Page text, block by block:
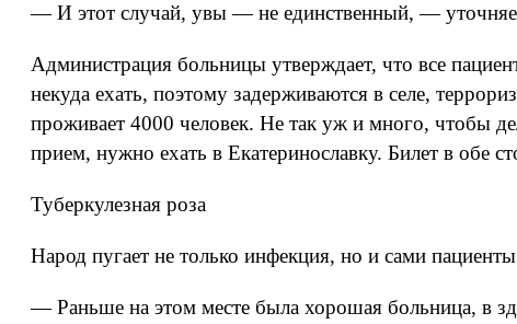
— И этот случай, увы — не единственный, —
Администрация больницы утверждает, что все
некуда ехать, поэтому задерживаются в селе,
проживает 4000 человек. Не так уж и много, чтобы
прием, нужно ехать в Екатеринославку. Билет в обе
Туберкулезная роза
Народ пугает не только инфекция, но и сами
— Раньше на этом месте была хорошая больница, в